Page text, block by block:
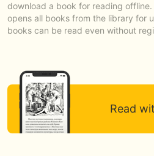
download a book for reading
opens all books from the library for
books can be read even without
Read